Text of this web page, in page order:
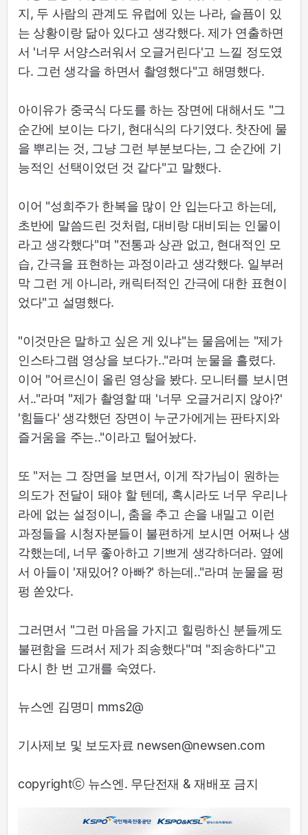
지, 두 사람의 관계도 유럽에 있는 나라, 슬픔이 있
는 상황이랑 닮아 있다고 생각했다. 제가 연출하면
서 '너무 서양스러워서 오글거린다'고 느낄 정도였
다. 그런 생각을 하면서 촬영했다"고 해명했다.
아이유가 중국식 다도를 하는 장면에 대해서도 "그
순간에 보이는 다기, 현대식의 다기였다. 찻잔에 물
을 뿌리는 것, 그냥 그런 부분보다는, 그 순간에 기
능적인 선택이었던 것 같다"고 말했다.
이어 "성희주가 한복을 많이 안 입는다고 하는데,
초반에 말씀드린 것처럼, 대비랑 대비되는 인물이
라고 생각했다"며 "전통과 상관 없고, 현대적인 모
습, 간극을 표현하는 과정이라고 생각했다. 일부러
막 그런 게 아니라, 캐릭터적인 간극에 대한 표현이
었다"고 설명했다.
"이것만은 말하고 싶은 게 있냐"는 물음에는 "제가
인스타그램 영상을 보다가.."라며 눈물을 흘렸다.
이어 "어르신이 올린 영상을 봤다. 모니터를 보시면
서.."라며 "제가 촬영할 때 '너무 오글거리지 않아?'
'힘들다' 생각했던 장면이 누군가에게는 판타지와
즐거움을 주는.."이라고 털어놨다.
또 "저는 그 장면을 보면서, 이게 작가님이 원하는
의도가 전달이 돼야 할 텐데, 혹시라도 너무 우리나
라에 없는 설정이니, 춤을 추고 손을 내밀고 이런
과정들을 시청자분들이 불편하게 보시면 어쩌나 생
각했는데, 너무 좋아하고 기쁘게 생각하더라. 옆에
서 아들이 '재밌어? 아빠?' 하는데.."라며 눈물을 펑
펑 쏟았다.
그러면서 "그런 마음을 가지고 힐링하신 분들께도
불편함을 드려서 제가 죄송했다"며 "죄송하다"고
다시 한 번 고개를 숙였다.
뉴스엔 김명미 mms2@
기사제보 및 보도자료 newsen@newsen.com
copyrightⓒ 뉴스엔. 무단전재 & 재배포 금지